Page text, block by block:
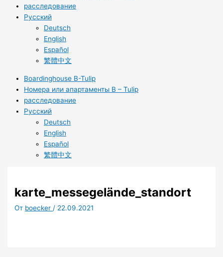
расследование
Русский
Deutsch
English
Español
繁體中文
Boardinghouse B-Tulip
Номера или апартаменты B – Tulip
расследование
Русский
Deutsch
English
Español
繁體中文
karte_messegelände_standort
От boecker/ 22.09.2021